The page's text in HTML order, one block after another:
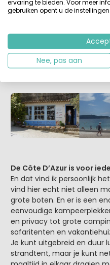
voor Christus de eerste
groot, maar de witte en
produceren behoren tot de
roséliefhebbers: ook rosé
De Côte D’Azur is voor
En dat vind ik persoonlijk
vind hier echt niet alleen
grote boten. En er is een
eenvoudige
en privacy tot grote
safaritenten en
Je kunt uitgebreid en duur
strandtent, maar je kunt
ervaring te bieden. Voor meer
gebruiken opent u de instellingen.
Nee, pas aan